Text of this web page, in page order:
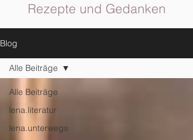
Rezepte und Gedanken
Blog
Alle Beiträge
lena.literatur
lena.unterwegs
Alle Beiträge